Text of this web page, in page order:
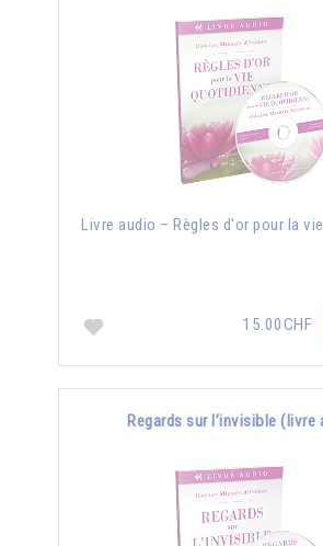
Livre audio – Règles d'or pour la
15.00CHF
Regards sur l’invisible (livre